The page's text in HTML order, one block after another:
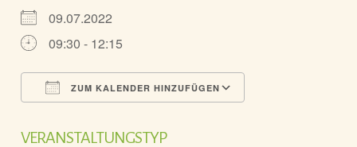
09.07.2022
09:30 - 12:15
ZUM KALENDER HINZUFÜGEN
VERANSTALTUNGSTYP